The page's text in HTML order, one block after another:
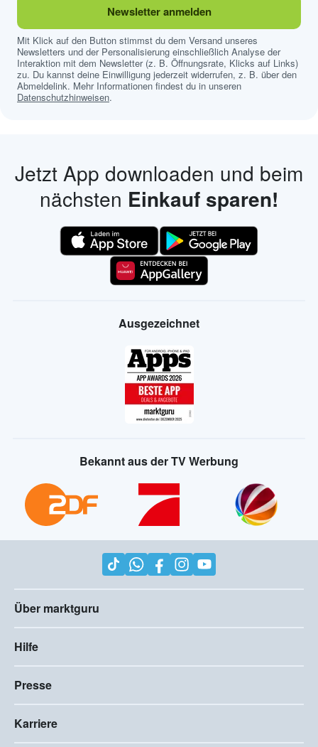
Newsletter anmelden
Mit Klick auf den Button stimmst du dem Versand unseres
Newsletters und der Personalisierung einschließlich Analyse der
Interaktion mit dem Newsletter (z. B. Öffnungsrate, Klicks auf Links)
zu. Du kannst deine Einwilligung jederzeit widerrufen, z. B. über den
Abmeldelink. Mehr Informationen findest du in unseren
Datenschutzhinweisen.
Jetzt App downloaden und beim
nächsten Einkauf sparen!
Ausgezeichnet
Bekannt aus der TV Werbung
Über marktguru
Hilfe
Presse
Karriere